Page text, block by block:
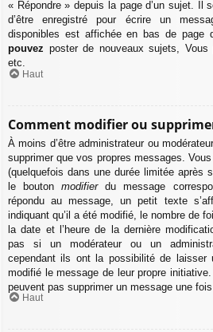
« Répondre » depuis la page d’un sujet. Il
d’être enregistré pour écrire un
disponibles est affichée en bas de page
pouvez poster de nouveaux sujets, Vous
etc.
Haut
Comment modifier ou
À moins d’être administrateur ou
supprimer que vos propres messages.
(quelquefois dans une durée limitée après
le boutonmodifierdu message
répondu au message, un petit texte
indiquant qu’il a été modifié, le nombre de
la date et l’heure de la dernière
pas si un modérateur ou un
cependant ils ont la possibilité de laisser
modifié le message de leur propre
peuvent pas supprimer un message une fois
Haut